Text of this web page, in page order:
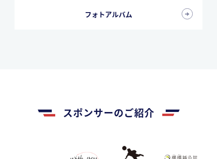
フォトアルバム
スポンサーのご紹介